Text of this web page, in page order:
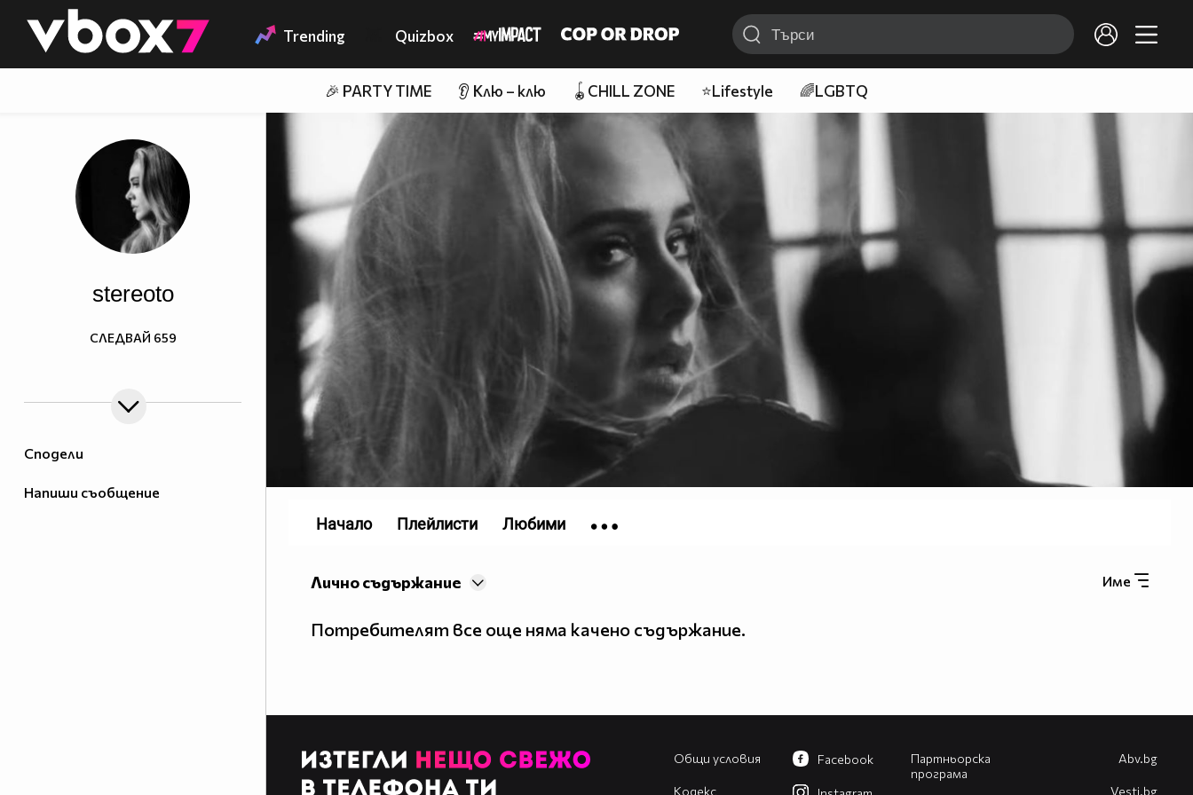
👾 Trending Quizbox
🎉 PARTY TIME 👂 Клю – клю 🪀CHILL ZONE ⭐Lifestyle 🌈LGBTQ
Сподели
Напиши съобщение
stereoto
СЛЕДВАЙ 659
Име
Лично съдържание
Потребителят все още няма качено съдържание.
Начало Плейлисти Любими
Общи условия
Кодекс
Партньорска
програма
Facebook Abv.bg
Vesti.bg